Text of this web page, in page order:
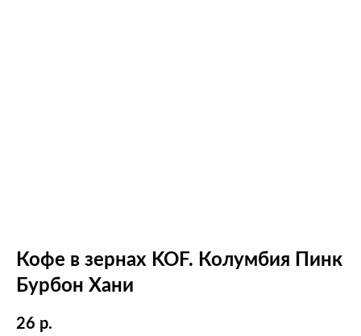
Кофе в зернах KOF. Колумбия Пинк
Бурбон Хани
26 р.